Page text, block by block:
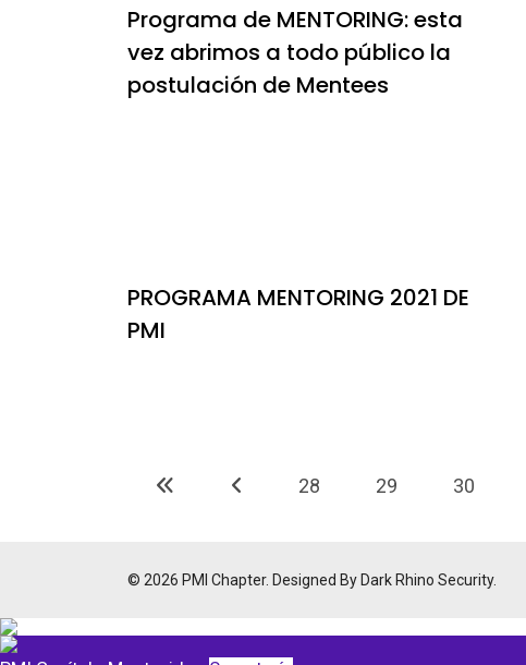
Programa de MENTORING: esta
vez abrimos a todo público la
postulación de Mentees
PROGRAMA MENTORING 2021 DE
PMI
28 29 30
© 2026 PMI Chapter. Designed By Dark Rhino Security.